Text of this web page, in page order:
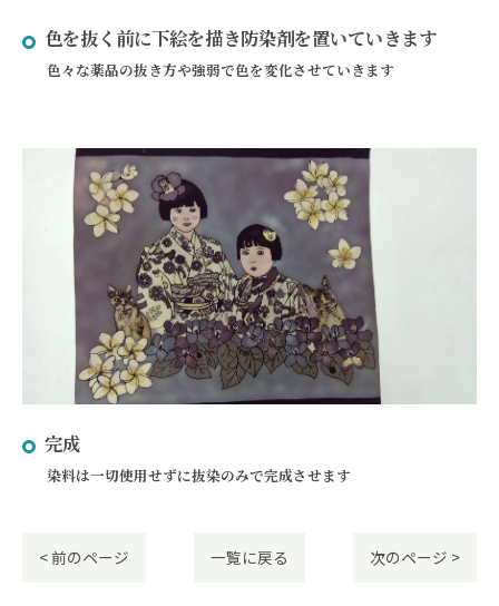
色を抜く前に下絵を描き防染剤を置いていきます
色々な薬品の抜き方や強弱で色を変化させていきます
完成
染料は一切使用せずに抜染のみで完成させます
< 前のページ 一覧に戻る 次のページ >